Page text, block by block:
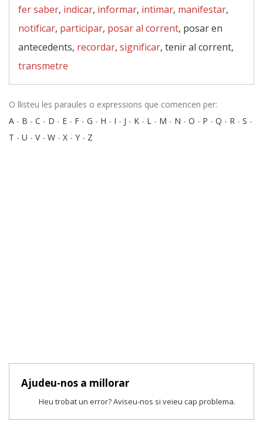
fer saber, indicar, informar, intimar, manifestar,
notificar, participar, posar al corrent, posar en
antecedents, recordar, significar, tenir al corrent,
transmetre
O llisteu les paraules o expressions que comencen per:
A - B - C - D - E - F - G - H - I - J - K - L - M - N - O - P - Q - R - S -
T - U - V- W - X - Y - Z
Ajudeu-nos a millorar
Heu trobat un error? Aviseu-nos si veieu cap problema.